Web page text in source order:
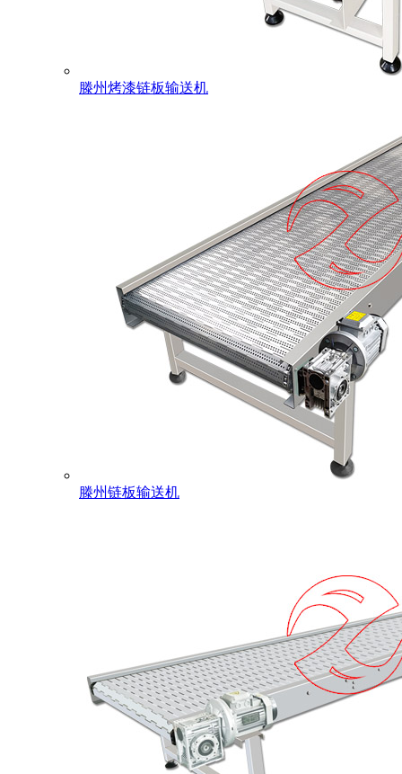
滕州烤漆链板输送机
滕州链板输送机